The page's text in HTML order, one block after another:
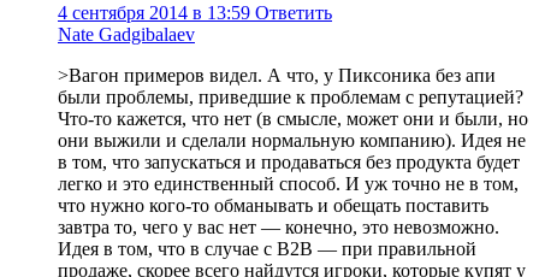
4 сентября 2014 в 13:59 Ответить
Nate Gadgibalaev
>Вагон примеров видел. А что, у Пиксоника без апи
были проблемы, приведшие к проблемам с репутацией?
Что-то кажется, что нет (в смысле, может они и были, но
они выжили и сделали нормальную компанию). Идея не
в том, что запускаться и продаваться без продукта будет
легко и это единственный способ. И уж точно не в том,
что нужно кого-то обманывать и обещать поставить
завтра то, чего у вас нет — конечно, это невозможно.
Идея в том, что в случае с B2B — при правильной
продаже, скорее всего найдутся игроки, которые купят у